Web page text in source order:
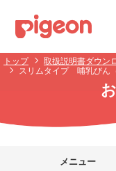
トップ
取扱説明書ダウン
スリムタイプ 哺乳びん
メニュー